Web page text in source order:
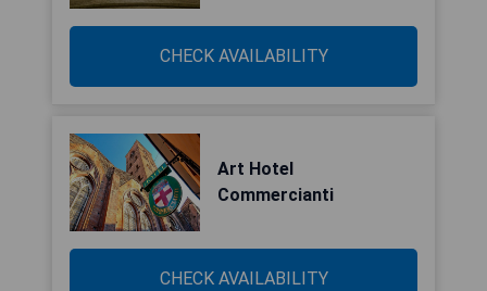
CHECK AVAILABILITY
Art Hotel
Commercianti
CHECK AVAILABILITY